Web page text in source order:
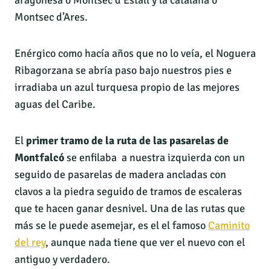
Montsec d’Ares.
Enérgico como hacía años que no lo veía, el Noguera
Ribagorzana se abría paso bajo nuestros pies e
irradiaba un azul turquesa propio de las mejores
aguas del Caribe.
El primer tramo de la ruta de las pasarelas de
Montfalcóse enfilaba a nuestra izquierda con un
seguido de pasarelas de madera ancladas con
clavos a la piedra seguido de tramos de escaleras
que te hacen ganar desnivel. Una de las rutas que
más se le puede asemejar, es el el famoso Caminito
del rey, aunque nada tiene que ver el nuevo con el
antiguo y verdadero.